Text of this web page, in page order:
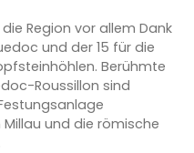
Region vor allem Dank
und der 15 für die
Berühmte
Roussillon sind
und die römische